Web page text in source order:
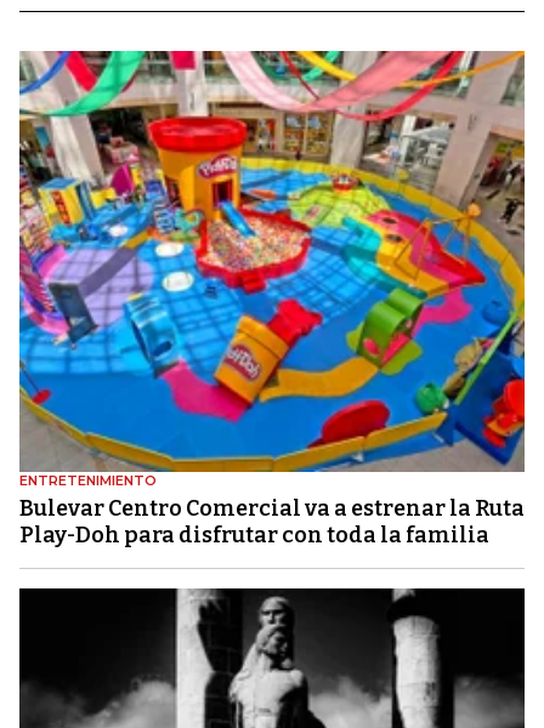
ENTRETENIMIENTO
Bulevar Centro Comercial va a estrenar la Ruta
Play-Doh para disfrutar con toda la familia